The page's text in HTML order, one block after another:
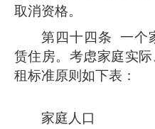
取消资格。
第四十四条 一个
赁住房。考虑家庭实
租标准原则如下表：
家庭人口